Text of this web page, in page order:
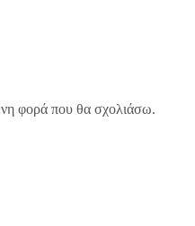
φορά που θα σχολιάσω.